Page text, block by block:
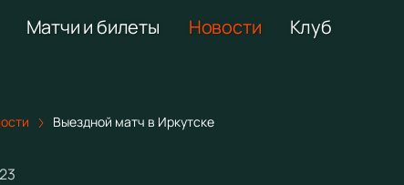
Матчи и билеты Новости Клуб
Выездной матч в Иркутске